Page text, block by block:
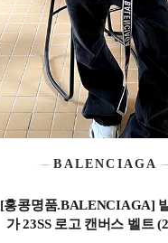
BALENCIAGA
[홍콩명품.BALENCIAGA]
가 23SS 로고 캔버스 벨트